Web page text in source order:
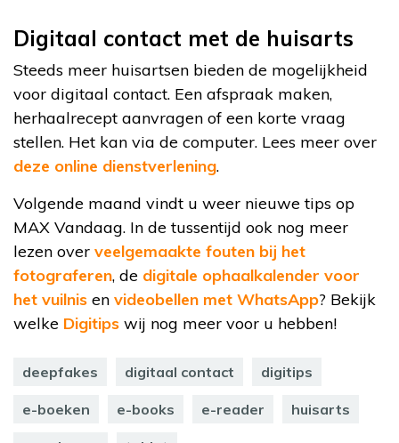
Digitaal contact met de huisarts
Steeds meer huisartsen bieden de mogelijkheid
voor digitaal contact. Een afspraak maken,
herhaalrecept aanvragen of een korte vraag
stellen. Het kan via de computer. Lees meer over
deze online dienstverlening.
Volgende maand vindt u weer nieuwe tips op
MAX Vandaag. In de tussentijd ook nog meer
lezen over veelgemaakte fouten bij het
fotograferen, de digitale ophaalkalender voor
het vuilnis en videobellen met WhatsApp? Bekijk
welke Digitips wij nog meer voor u hebben!
deepfakes digitaal contact digitips
e-boeken e-books e-reader huisarts